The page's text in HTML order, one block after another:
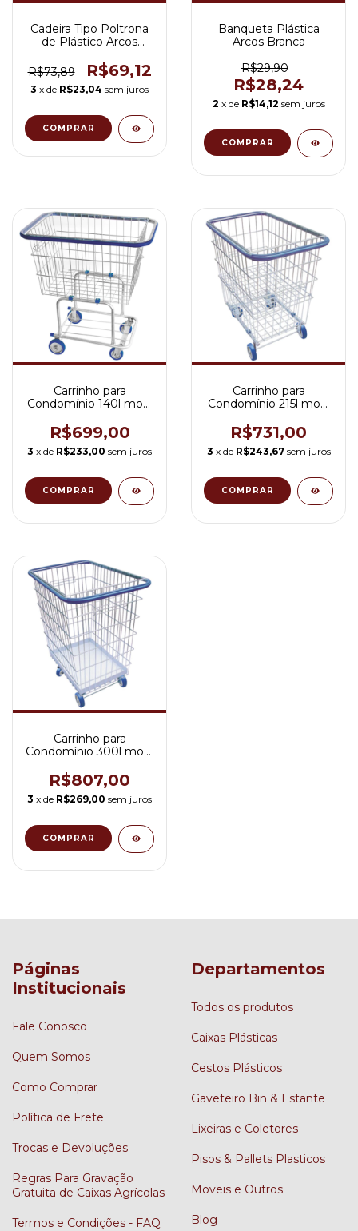
Cadeira Tipo Poltrona
de Plástico Arcos
182Kg Cor Branco
R$73,89 R$69,12
3 x de R$23,04 sem juros
COMPRAR
Banqueta Plástica
Arcos Branca
R$29,90
R$28,24
2 x de R$14,12 sem juros
Carrinho para
Condomínio 140l mod.
R$699,00
3 x de R$233,00 sem juros
Carrinho para
Condomínio 215l mod.
R$731,00
3 x de R$243,67 sem juros
Carrinho para
Condomínio 300l mod.
R$807,00
3 x de R$269,00 sem juros
Páginas
Institucionais
Fale Conosco
Quem Somos
Como Comprar
Política de Frete
Trocas e Devoluções
Regras Para Gravação
Gratuita de Caixas Agrícolas
Termos e Condições - FAQ
Departamentos
Todos os produtos
Caixas Plásticas
Cestos Plásticos
Gaveteiro Bin & Estante
Lixeiras e Coletores
Pisos & Pallets Plasticos
Moveis e Outros
Blog